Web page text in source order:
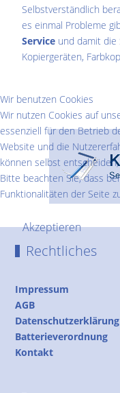
Selbstverständlich
es einmal Probleme
Service und damit
Kopiergeräten,
Rechtliches
Impressum
AGB
Datenschutzerklärung
Batterieverordnung
Kontakt
Wir benutzen Cookies
Wir nutzen Cookies auf
essenziell für den Betrieb
Website und die
können selbst
Bitte beachten Sie, dass
Funktionalitäten der Seite
Akzeptieren